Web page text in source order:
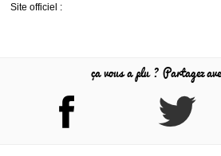
Site officiel :
ça vous a plu ? Partagez